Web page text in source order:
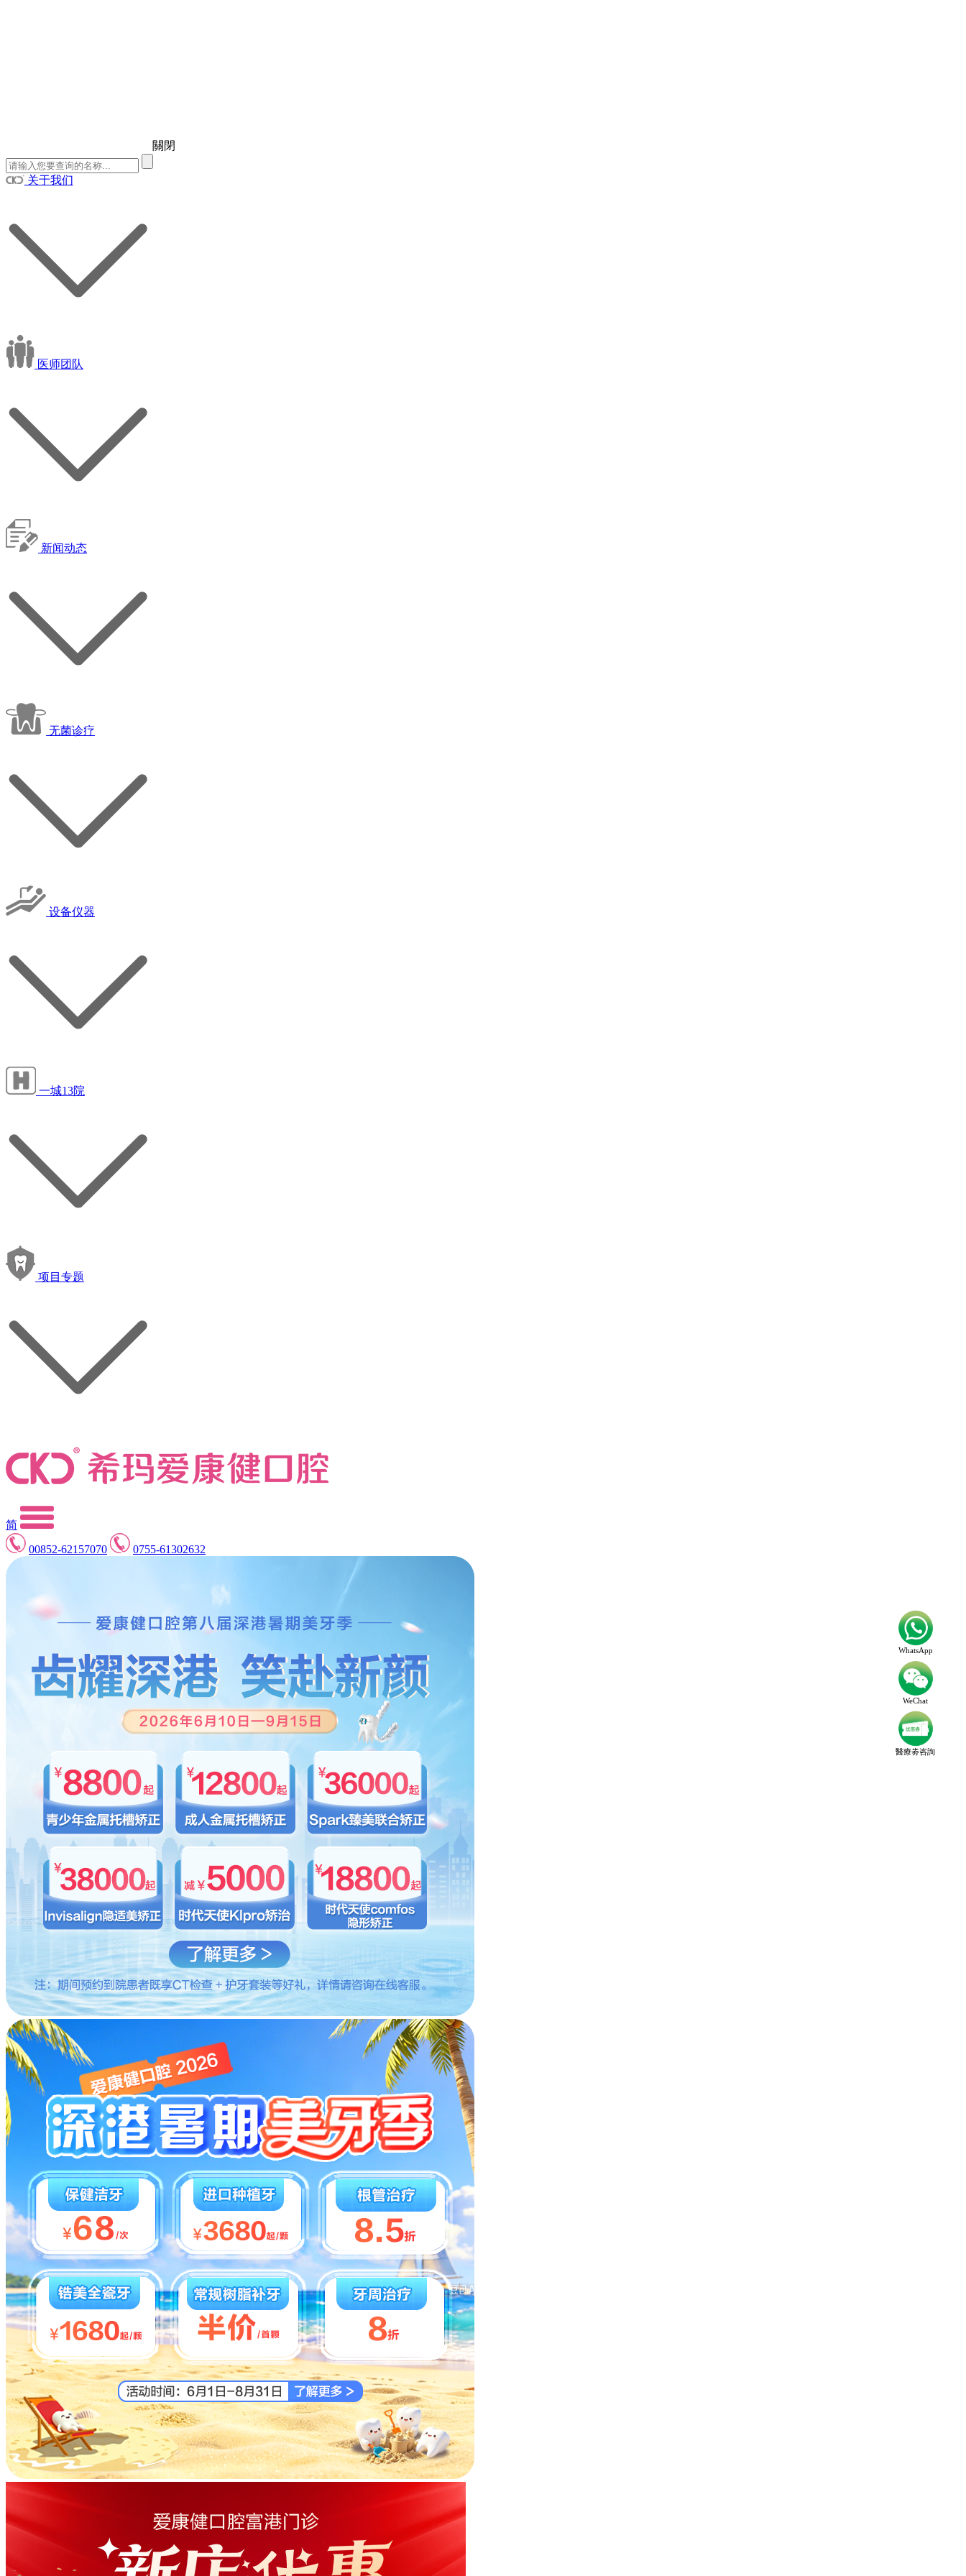
關閉
关于我们
医师团队
新闻动态
无菌诊疗
设备仪器
一城13院
项目专题
简
00852-62157070
0755-61302632
WhatsApp
WeChat
醫療劵咨詢